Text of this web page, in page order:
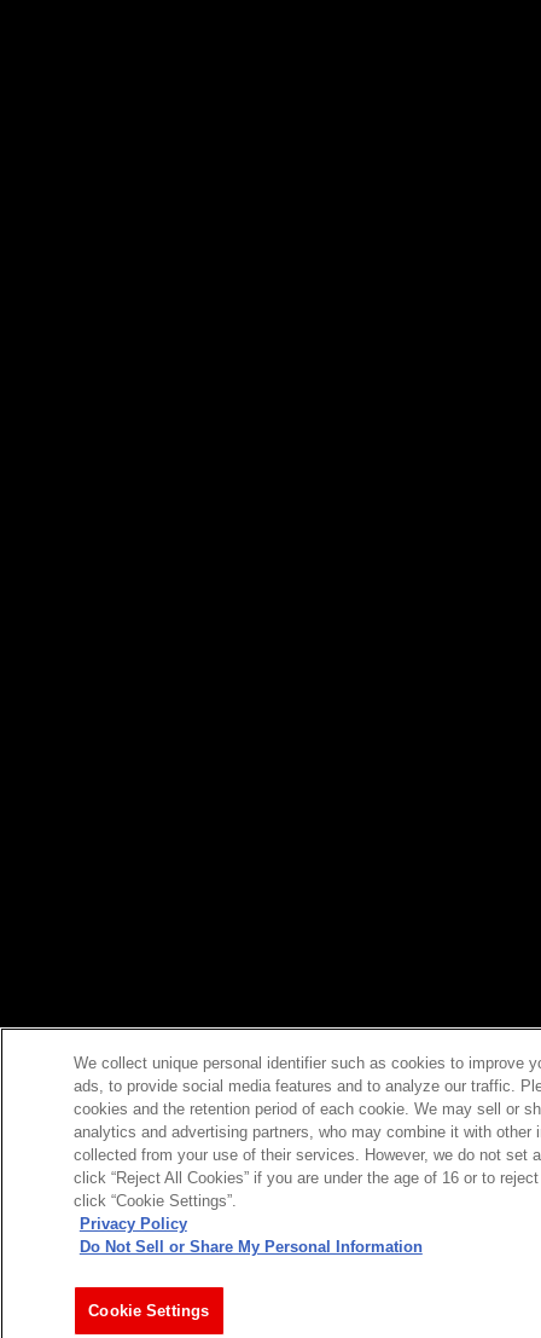
We collect unique personal identifier such as cookies to improve
ads, to provide social media features and to analyze our traffic.
cookies and the retention period of each cookie. We may sell or
analytics and advertising partners, who may combine it with
collected from your use of their services. However, we do not set
click “Reject All Cookies” if you are under the age of 16 or to
click “Cookie Settings”.
Privacy Policy
Do Not Sell or Share My Personal Information
Cookie Settings